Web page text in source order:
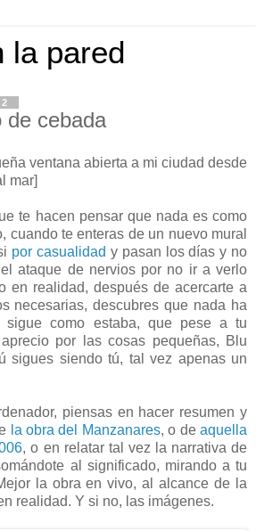
la pared
de cebada
ventana abierta a mi ciudad desde
mar]
te hacen pensar que nada es como
cuando te enteras de un nuevo mural
por casualidad y pasan los días y no
ataque de nervios por no ir a verlo
en realidad, después de acercarte a
necesarias, descubres que nada ha
sigue como estaba, que pese a tu
por las cosas pequeñas, Blu
sigues siendo tú, tal vez apenas un
piensas en hacer resumen y
la obra del Manzanares, o deaquella
, o en relatar tal vez la narrativa de
al significado, mirando a tu
la obra en vivo, al alcance de la
realidad. Y si no, las imágenes.